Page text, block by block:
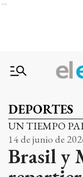
Ads
DEPORTES
UN TIEMPO
14 de junio de
Brasil y